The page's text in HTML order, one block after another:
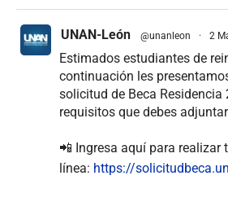
UNAN-León @unanleon · 2
Estimados estudiantes de
continuación les
solicitud de Beca Residencia
requisitos que debes
📲 Ingresa aquí para realizar
línea: https://